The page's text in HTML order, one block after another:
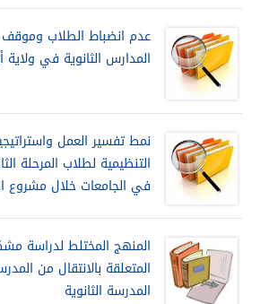
عدم انضباط الطلاب
المدارس الثانوية في ولاية
نمط تفسير العمل
التنظيمية لطلاب المرحلة
في الجامعات خلال مشروع
المنهج المختلط لدراسة
المتعلقة بالانتقال من
المدرسة الثانوية